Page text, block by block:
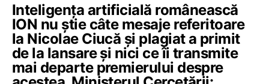
Inteligența artificială românească
ION nu știe câte mesaje referitoare
la Nicolae Ciucă și plagiat a primit
de la lansare și nici ce îi transmite
mai departe premierului despre